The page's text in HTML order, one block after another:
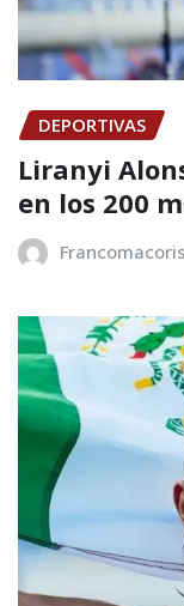
DEPORTIVAS
Liranyi
en los 200